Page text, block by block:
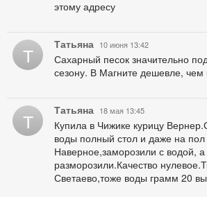
этому адресу
Т Татьяна 10 июня 13:42
Сахарный песок значительно
сезону. В Магните дешевле, чем
Т Татьяна 18 мая 13:45
Купила в Чижике курицу
воды полный стол и даже на
Наверное,заморозили с водой,
разморозили.Качество
Светаево,тоже воды грамм 20